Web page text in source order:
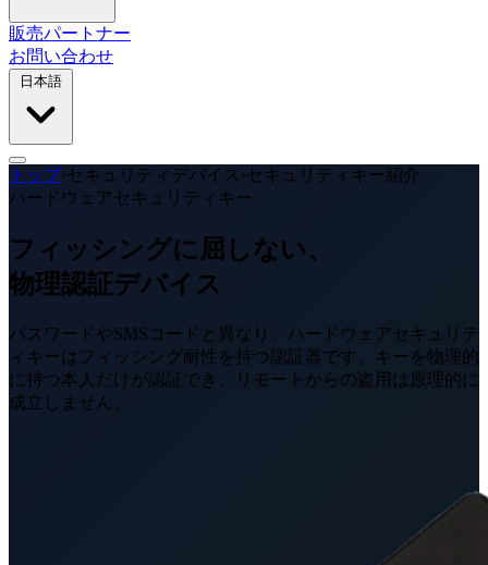
販売パートナー
お問い合わせ
トップ›セキュリティデバイス ›セキュリティキー紹介
ハードウェアセキュリティキー
フィッシングに屈しない、
物理認証デバイス
パスワードやSMSコードと異なり、ハードウェアセキュリテ
ィキーはフィッシング耐性を持つ認証器です。キーを物理的
に持つ本人だけが認証でき、リモートからの盗用は原理的に
成立しません。